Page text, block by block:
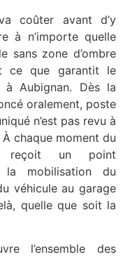
coûter avant d’y
à n’importe quelle
sans zone d’ombre
ce que garantit le
à Aubignan. Dès la
oralement, poste
n’est pas revu à
chaque moment du
reçoit un point
la mobilisation du
véhicule au garage
quelle que soit la
l’ensemble des